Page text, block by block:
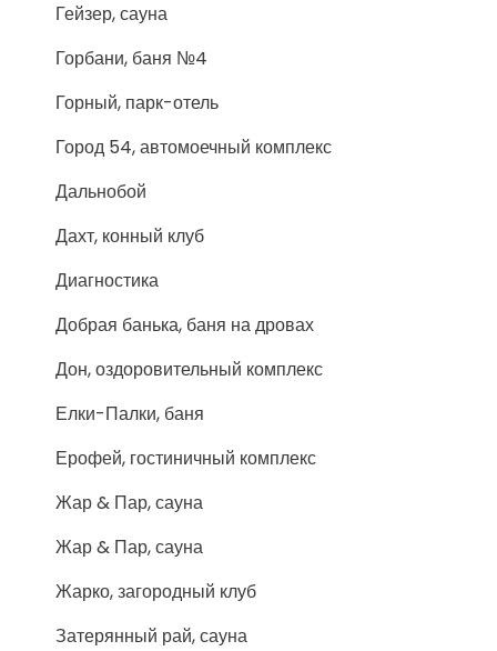
Гейзер, сауна
Горбани, баня №4
Горный, парк-отель
Город 54, автомоечный комплекс
Дальнобой
Дахт, конный клуб
Диагностика
Добрая банька, баня на дровах
Дон, оздоровительный комплекс
Елки-Палки, баня
Ерофей, гостиничный комплекс
Жар & Пар, сауна
Жар & Пар, сауна
Жарко, загородный клуб
Затерянный рай, сауна